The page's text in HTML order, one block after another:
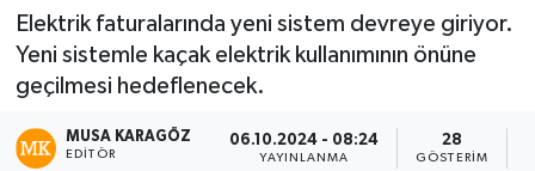
Elektrik faturalarında yeni sistem devreye giriyor.
Yeni sistemle kaçak elektrik kullanımının önüne
geçilmesi hedeflenecek.
MUSA KARAGÖZ
EDITÖR
06.10.2024 - 08:24
YAYINLANMA
28
GÖSTERIM
Tüm Manşetler
Son Dakika Haberleri